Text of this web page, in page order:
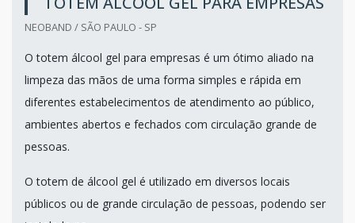
NEOBAND / SÃO PAULO - SP
O totem álcool gel para empresas é um ótimo aliado na
limpeza das mãos de uma forma simples e rápida em
diferentes estabelecimentos de atendimento ao público,
ambientes abertos e fechados com circulação grande de
pessoas.
O totem de álcool gel é utilizado em diversos locais
públicos ou de grande circulação de pessoas, podendo ser